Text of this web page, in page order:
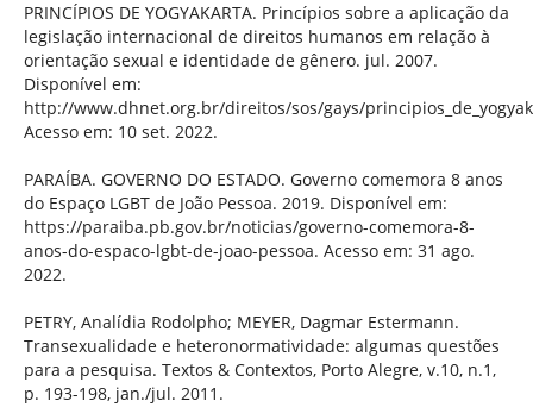
PRINCÍPIOS DE YOGYAKARTA. Princípios sobre a aplicação da
legislação internacional de direitos humanos em relação à
orientação sexual e identidade de gênero. jul. 2007.
Disponível em:
http://www.dhnet.org.br/direitos/sos/gays/
Acesso em: 10 set. 2022.
PARAÍBA. GOVERNO DO ESTADO. Governo comemora 8 anos
do Espaço LGBT de João Pessoa. 2019. Disponível em:
https://paraiba.pb.gov.br/noticias/governo-comemora-8-
anos-do-espaco-lgbt-de-joao-pessoa. Acesso em: 31 ago.
2022.
PETRY, Analídia Rodolpho; MEYER, Dagmar Estermann.
Transexualidade e heteronormatividade: algumas questões
para a pesquisa. Textos & Contextos, Porto Alegre, v.10, n.1,
p. 193-198, jan./jul. 2011.